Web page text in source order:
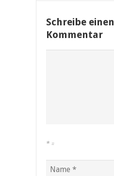
Schreibe einen
Kommentar
* =